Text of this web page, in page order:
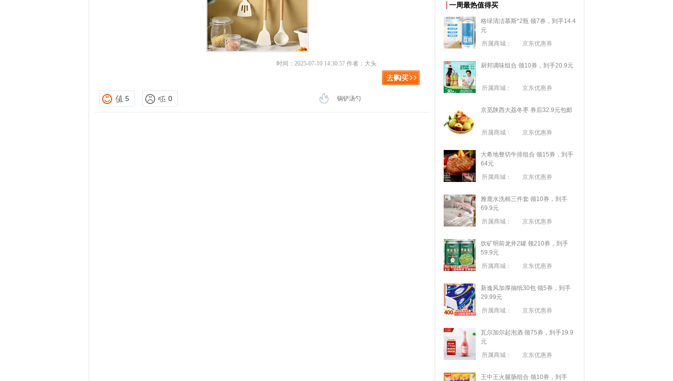
时间：2025-07-10 14:30:57 作者：大头
5 0 锅铲汤勺
一周最热值得买
格绿清洁慕斯*2瓶 领7券，到手14.4
元
所属商城：
京东优惠券
厨邦调味组合 领10券，到手20.9元
所属商城： 京东优惠券
京觅陕西大荔冬枣 券后32.9元包邮
所属商城： 京东优惠券
大希地整切牛排组合 领15券，到手
64元
所属商城：
京东优惠券
雅鹿水洗棉三件套 领10券，到手
69.9元
所属商城：
京东优惠券
饮矿明前龙井2罐 领210券，到手
59.9元
所属商城：
京东优惠券
新逸风加厚抽纸30包 领5券，到手
29.99元
所属商城：
京东优惠券
瓦尔加尔起泡酒 领75券，到手19.9
元
所属商城：
京东优惠券
王中王火腿肠组合 领10券，到手